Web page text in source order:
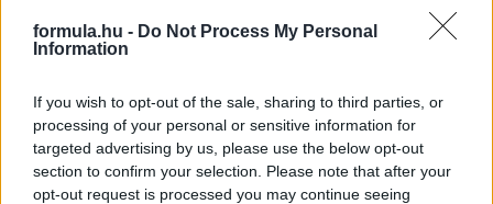
formula.hu - Do Not Process My Personal
Information
If you wish to opt-out of the sale, sharing to third parties, or
processing of your personal or sensitive information for
targeted advertising by us, please use the below opt-out
section to confirm your selection. Please note that after your
opt-out request is processed you may continue seeing
Kárai Tamás legjobb eredményét érte el az Euro
RX1-ben